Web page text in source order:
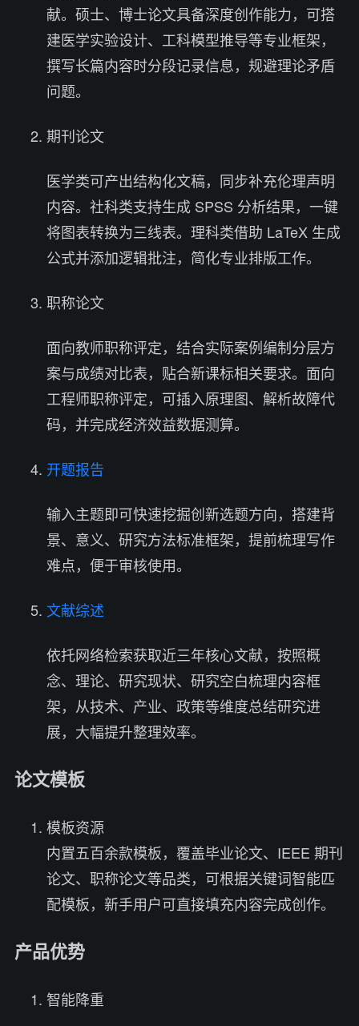
献。硕士、博士论文具备深度创作能力，可搭
建医学实验设计、工科模型推导等专业框架，
撰写长篇内容时分段记录信息，规避理论矛盾
问题。
期刊论文
医学类可产出结构化文稿，同步补充伦理声明
内容。社科类支持生成 SPSS 分析结果，一键
将图表转换为三线表。理科类借助 LaTeX 生成
公式并添加逻辑批注，简化专业排版工作。
职称论文
面向教师职称评定，结合实际案例编制分层方
案与成绩对比表，贴合新课标相关要求。面向
工程师职称评定，可插入原理图、解析故障代
码，并完成经济效益数据测算。
开题报告
输入主题即可快速挖掘创新选题方向，搭建背
景、意义、研究方法标准框架，提前梳理写作
难点，便于审核使用。
文献综述
依托网络检索获取近三年核心文献，按照概
念、理论、研究现状、研究空白梳理内容框
架，从技术、产业、政策等维度总结研究进
展，大幅提升整理效率。
论文模板
模板资源
内置五百余款模板，覆盖毕业论文、IEEE 期刊
论文、职称论文等品类，可根据关键词智能匹
配模板，新手用户可直接填充内容完成创作。
产品优势
智能降重